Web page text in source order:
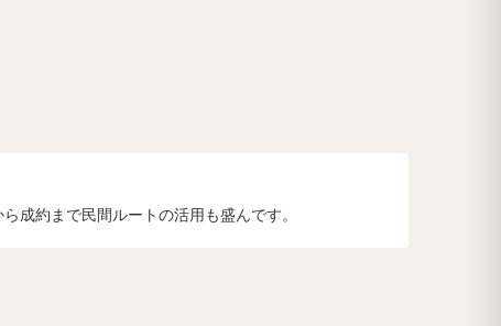
成約まで民間ルートの活用も盛んです。